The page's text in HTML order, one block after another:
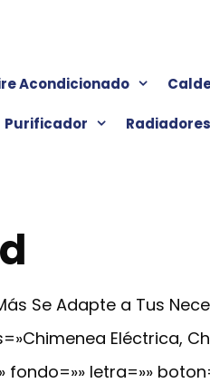
Acondicionado
Purificador Radiadores
Se Adapte a Tus
Eléctrica,
letra=»»